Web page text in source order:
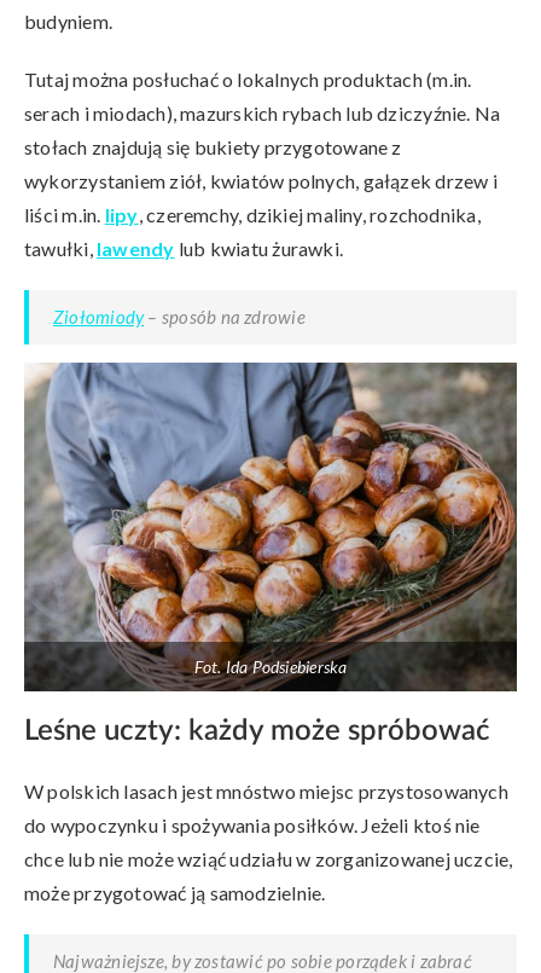
budyniem.
Tutaj można posłuchać o lokalnych produktach (m.in.
serach i miodach), mazurskich rybach lub dziczyźnie. Na
stołach znajdują się bukiety przygotowane z
wykorzystaniem ziół, kwiatów polnych, gałązek drzew i
liści m.in. lipy, czeremchy, dzikiej maliny, rozchodnika,
tawułki, lawendy lub kwiatu żurawki.
Ziołomiody– sposób na zdrowie
Fot. Ida Podsiebierska
Leśne uczty: każdy może spróbować
W polskich lasach jest mnóstwo miejsc przystosowanych
do wypoczynku i spożywania posiłków. Jeżeli ktoś nie
chce lub nie może wziąć udziału w zorganizowanej uczcie,
może przygotować ją samodzielnie.
Najważniejsze, by zostawić po sobie porządek i zabrać